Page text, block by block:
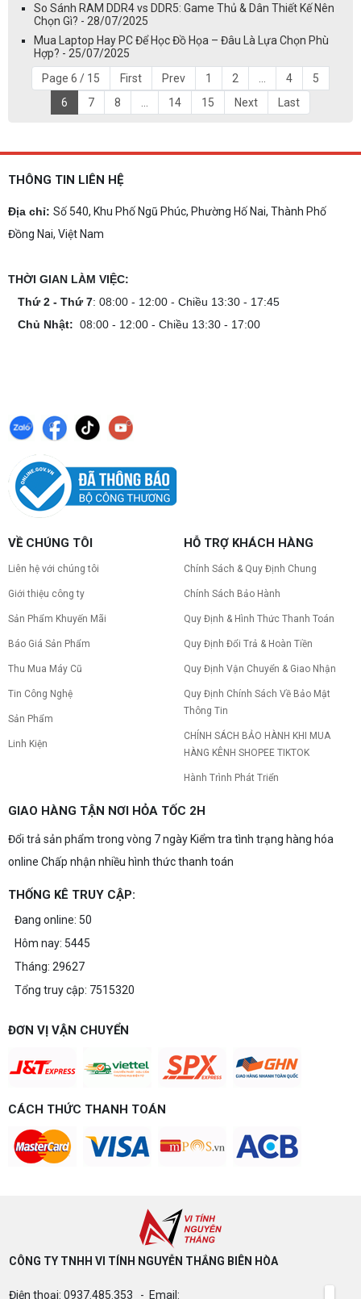
So Sánh RAM DDR4 vs DDR5: Game Thủ & Dân Thiết Kế Nên
Chọn Gì? - 28/07/2025
Mua Laptop Hay PC Để Học Đồ Họa – Đâu Là Lựa Chọn Phù
Hợp? - 25/07/2025
Page 6 / 15
First Prev 1 2 4
5
6
7 8 14 15 Next Last
THÔNG TIN LIÊN HỆ
Địa chỉ: Số 540, Khu Phố Ngũ Phúc, Phường Hố Nai, Thành Phố
Đồng Nai, Việt Nam
THỜI GIAN LÀM VIỆC:
Thứ 2 - Thứ 7: 08:00 - 12:00 - Chiều 13:30 - 17:45
Chủ Nhật: 08:00 - 12:00 - Chiều 13:30 - 17:00
VỀ CHÚNG TÔI
Liên hệ với chúng tôi
Giới thiệu công ty
Sản Phẩm Khuyến Mãi
Báo Giá Sản Phẩm
Thu Mua Máy Cũ
Tin Công Nghệ
Sản Phẩm
Linh Kiện
HỖ TRỢ KHÁCH HÀNG
Chính Sách & Quy Định Chung
Chính Sách Bảo Hành
Quy Định & Hình Thức Thanh Toán
Quy Định Đổi Trả & Hoàn Tiền
Quy Định Vận Chuyển & Giao Nhận
Quy Định Chính Sách Về Bảo Mật
Thông Tin
CHÍNH SÁCH BẢO HÀNH KHI MUA
HÀNG KÊNH SHOPEE TIKTOK
Hành Trình Phát Triển
GIAO HÀNG TẬN NƠI HỎA TỐC 2H
Đổi trả sản phẩm trong vòng 7 ngày Kiểm tra tình trạng hàng hóa
online Chấp nhận nhiều hình thức thanh toán
THỐNG KÊ TRUY CẬP:
Đang online: 50
Hôm nay: 5445
Tháng: 29627
Tổng truy cập: 7515320
ĐƠN VỊ VẬN CHUYỂN
CÁCH THỨC THANH TOÁN
CÔNG TY TNHH VI TÍNH NGUYỄN THẮNG BIÊN HÒA​
Điện thoại: 0937.485.353 - Email: